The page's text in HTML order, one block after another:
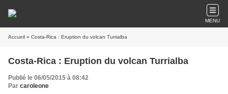
MENU
Accueil » Costa-Rica : Eruption du volcan Turrialba
Costa-Rica : Eruption du volcan Turrialba
Publié le 06/05/2015 à 08:42
Par caroleone